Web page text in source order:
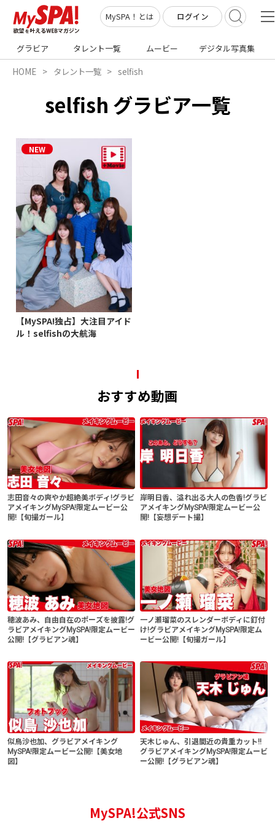
MySPA！とは ログイン
グラビア タレント一覧 ムービー デジタル写真集
HOME タレント一覧 selfish
selfish グラビア一覧
【MySPA!独占】大注目アイド
ル！selfishの大航海
おすすめ動画
志田音々の爽やか超絶美ボディ!グラビ
アメイキングMySPA!限定ムービー公
開!【旬撮ガール】
岸明日香、溢れ出る大人の色香!グラビ
アメイキングMySPA!限定ムービー公
開!【妄想デート撮】
穂波あみ、自由自在のポーズを披露!グ
ラビアメイキングMySPA!限定ムービー
公開!【グラビアン魂】
一ノ瀬瑠菜のスレンダーボディに釘付
け!グラビアメイキングMySPA!限定ム
ービー公開!【旬撮ガール】
似鳥沙也加、グラビアメイキング
MySPA!限定ムービー公開!【美女地
図】
天木じゅん、引退間近の貴重カット!!
グラビアメイキングMySPA!限定ムービ
ー公開!【グラビアン魂】